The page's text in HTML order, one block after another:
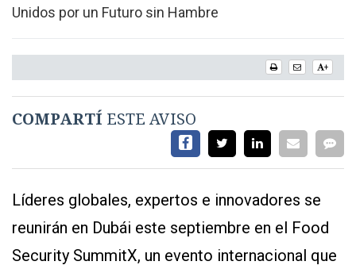
PROCESO
REVISTAS
CATÁLOGO DE CORTES
EVENTOS Y
CAPACITACIONES
DIRECTORIO
Unidos por un Futuro sin Hambre
+
COMPARTÍ ESTE AVISO
Líderes globales, expertos e innovadores se
reunirán en Dubái este septiembre en el Food
Security SummitX, un evento internacional que